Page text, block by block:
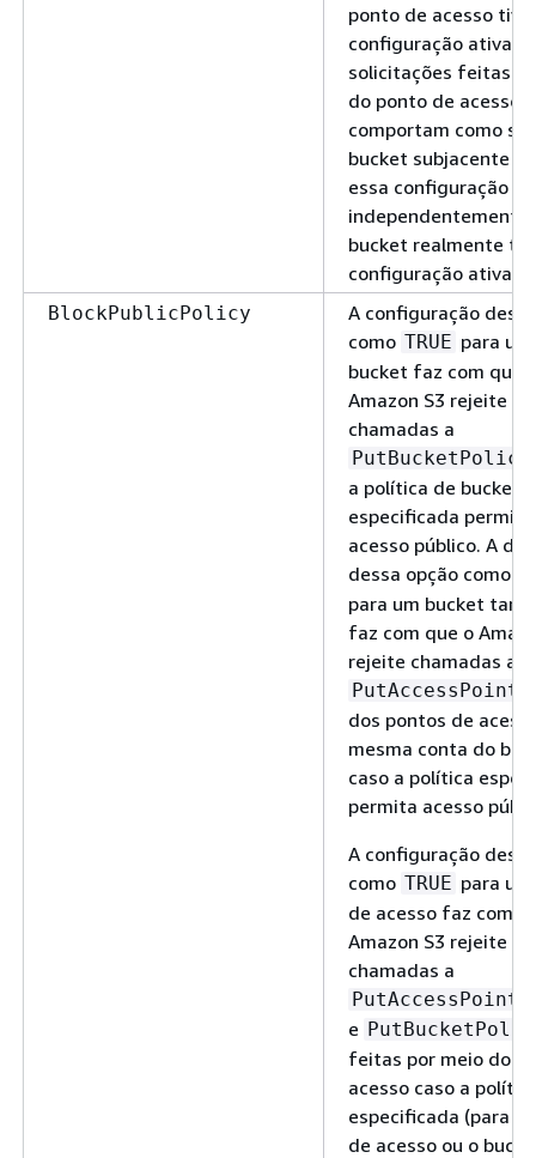
ponto de acesso
configuração
solicitações feitas
do ponto de acesso
comportam como se
bucket subjacente
essa configuração
independentemente
bucket realmente
configuração
BlockPublicPolicy
A configuração
como TRUE para um
bucket faz com que
Amazon S3 rejeite
chamadas a
PutBucketPolicy
a política de bucket
especificada permita
acesso público. A
dessa opção como
para um bucket
faz com que o
rejeite chamadas a
dos pontos de
mesma conta do
caso a política
permita acesso
A configuração
como TRUE para
de acesso faz com
Amazon S3 rejeite
chamadas a
e
feitas por meio do
acesso caso a
especificada (para o
de acesso ou o